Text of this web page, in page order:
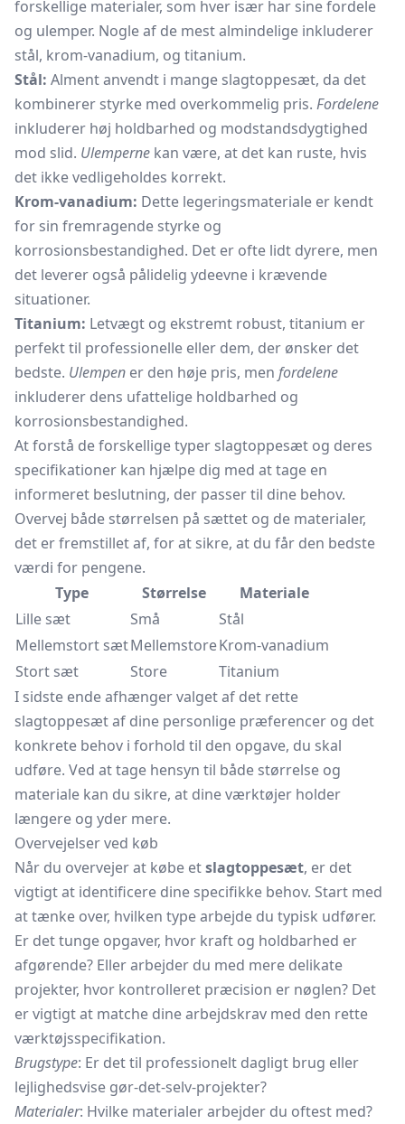
forskellige materialer, som hver især har sine fordele
og ulemper. Nogle af de mest almindelige inkluderer
stål, krom-vanadium, og titanium.
Stål: Alment anvendt i mange slagtoppesæt, da det
kombinerer styrke med overkommelig pris. Fordelene
inkluderer høj holdbarhed og modstandsdygtighed
mod slid. Ulemperne kan være, at det kan ruste, hvis
det ikke vedligeholdes korrekt.
Krom-vanadium: Dette legeringsmateriale er kendt
for sin fremragende styrke og
korrosionsbestandighed. Det er ofte lidt dyrere, men
det leverer også pålidelig ydeevne i krævende
situationer.
Titanium: Letvægt og ekstremt robust, titanium er
perfekt til professionelle eller dem, der ønsker det
bedste. Ulempen er den høje pris, men fordelene
inkluderer dens ufattelige holdbarhed og
korrosionsbestandighed.
At forstå de forskellige typer slagtoppesæt og deres
specifikationer kan hjælpe dig med at tage en
informeret beslutning, der passer til dine behov.
Overvej både størrelsen på sættet og de materialer,
det er fremstillet af, for at sikre, at du får den bedste
værdi for pengene.
Type
Størrelse
Materiale
Lille sæt
Små
Stål
Mellemstort sætMellemstoreKrom-vanadium
Stort sæt
Store
Titanium
I sidste ende afhænger valget af det rette
slagtoppesæt af dine personlige præferencer og det
konkrete behov i forhold til den opgave, du skal
udføre. Ved at tage hensyn til både størrelse og
materiale kan du sikre, at dine værktøjer holder
længere og yder mere.
Overvejelser ved køb
Når du overvejer at købe etslagtoppesæt, er det
vigtigt at identificere dine specifikke behov. Start med
at tænke over, hvilken type arbejde du typisk udfører.
Er det tunge opgaver, hvor kraft og holdbarhed er
afgørende? Eller arbejder du med mere delikate
projekter, hvor kontrolleret præcision er nøglen? Det
er vigtigt at matche dine arbejdskrav med den rette
værktøjsspecifikation.
Brugstype: Er det til professionelt dagligt brug eller
lejlighedsvise gør-det-selv-projekter?
Materialer: Hvilke materialer arbejder du oftest med?